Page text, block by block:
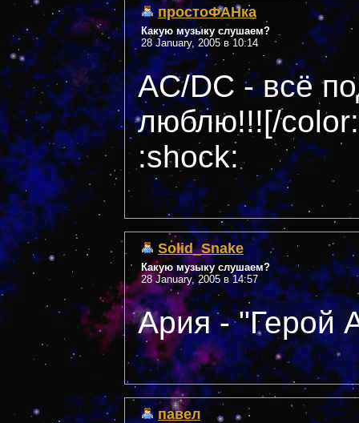
простоФАНка
Какую музыку слушаем?
28 January, 2005 в 10:14
AC/DC - всё
люблю!!![/
:shock:
Solid_Snake
Какую музыку слушаем?
28 January, 2005 в 14:57
Ария - "Герой
павел